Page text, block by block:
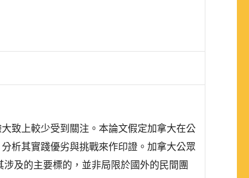
致上較少受到關注。本論文假定加拿大在公
析其實踐優劣與挑戰來作印證。加拿大公眾
及的主要標的，並非局限於國外的民間團